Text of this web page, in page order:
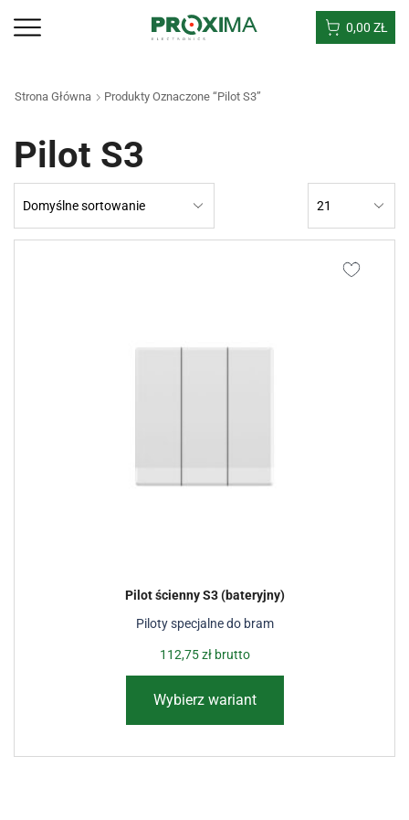
0,00 ZŁ
Strona Główna Produkty Oznaczone “Pilot S3”
Pilot S3
Piloty specjalne do bram
Pilot ścienny S3 (bateryjny)
112,75złbrutto
Wybierz wariant